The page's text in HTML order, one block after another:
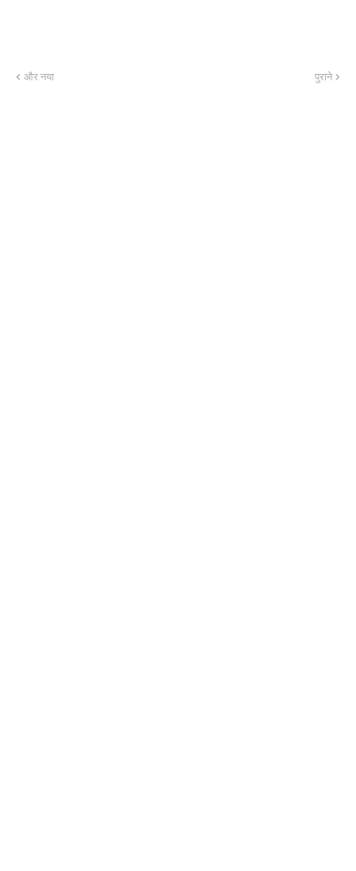
और नया पुराने